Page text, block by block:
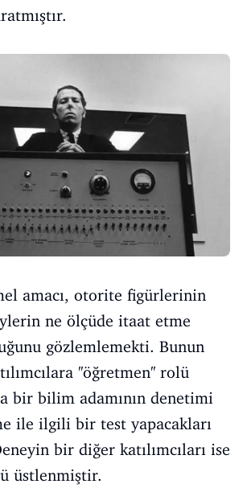
amacı, otorite figürlerinin
ne ölçüde itaat etme
gözlemlemekti. Bunun
''öğretmen'' rolü
bir bilim adamının denetimi
ile ilgili bir test yapacakları
bir diğer katılımcıları ise
üstlenmiştir.